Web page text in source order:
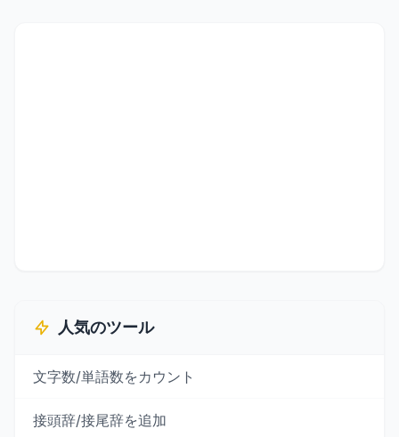
人気のツール
文字数/単語数をカウント
接頭辞/接尾辞を追加